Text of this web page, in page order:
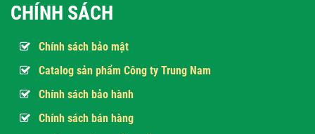
CHÍNH SÁCH
Chính sách bảo mật
Catalog sản phẩm Công ty Trung Nam
Chính sách bảo hành
Chính sách bán hàng